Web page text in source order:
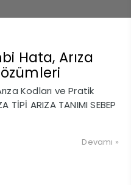
Hata, Arıza
Kodları ve Pratik
ARIZA TANIMI SEBEP
Devamı »